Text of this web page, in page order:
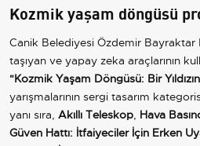
Kozmik yaşam döngüsü
Canik Belediyesi Özdemir Bayraktar
taşıyan ve yapay zeka araçlarının
"Kozmik Yaşam Döngüsü: Bir
yarışmalarının sergi tasarım
yanı sıra, Akıllı Teleskop, Hava
Güven Hattı: İtfaiyeciler İçin Erken